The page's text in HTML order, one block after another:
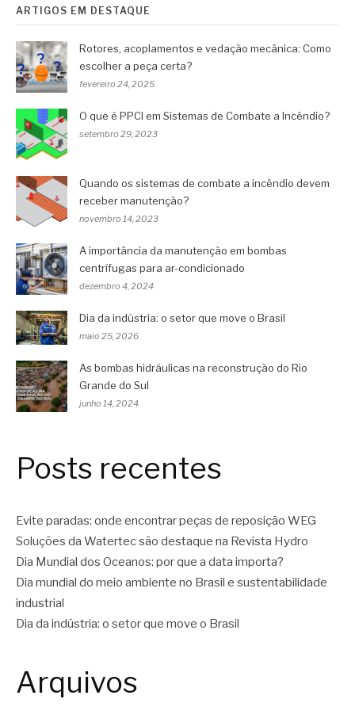
ARTIGOS EM DESTAQUE
Rotores, acoplamentos e vedação mecânica: Como
escolher a peça certa?
fevereiro 24, 2025
O que é PPCI em Sistemas de Combate a Incêndio?
setembro 29, 2023
Quando os sistemas de combate a incêndio devem
receber manutenção?
novembro 14, 2023
A importância da manutenção em bombas
centrífugas para ar-condicionado
dezembro 4, 2024
Dia da indústria: o setor que move o Brasil
maio 25, 2026
As bombas hidráulicas na reconstrução do Rio
Grande do Sul
junho 14, 2024
Posts recentes
Evite paradas: onde encontrar peças de reposição WEG
Soluções da Watertec são destaque na Revista Hydro
Dia Mundial dos Oceanos: por que a data importa?
Dia mundial do meio ambiente no Brasil e sustentabilidade
industrial
Dia da indústria: o setor que move o Brasil
Arquivos